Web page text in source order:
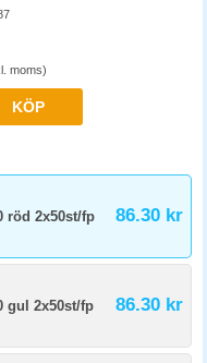
moms)
KÖP
röd 2x50st/fp 86.30 kr
gul 2x50st/fp 86.30 kr